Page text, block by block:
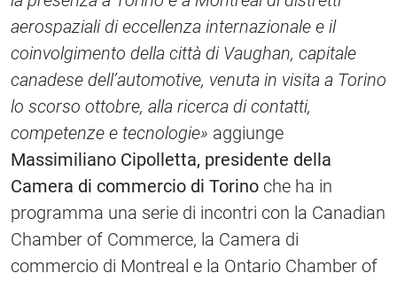
aerospaziali di eccellenza internazionale e il
coinvolgimento della città di Vaughan, capitale
canadese dell’automotive, venuta in visita a Torino
lo scorso ottobre, alla ricerca di contatti,
competenze e tecnologie» aggiunge
Massimiliano Cipolletta, presidente della
Camera di commercio di Torino che ha in
programma una serie di incontri con la Canadian
Chamber of Commerce, la Camera di
commercio di Montreal e la Ontario Chamber of